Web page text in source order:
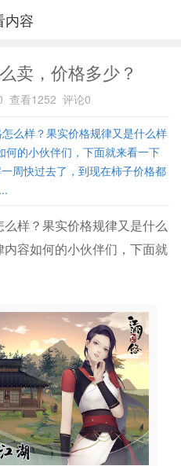
内容
卖，价格多少？
查看1252 评论0
么样？果实价格规律又是什么样
何的小伙伴们，下面就来看一下
周快过去了，到现在柿子价格都
样？果实价格规律又是什么
容如何的小伙伴们，下面就